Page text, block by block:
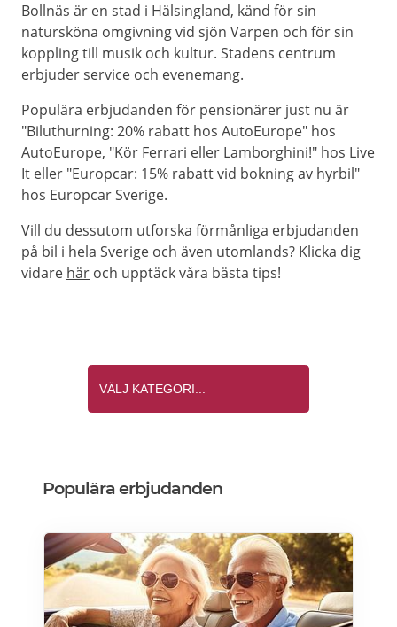
Bollnäs är en stad i Hälsingland, känd för sin
natursköna omgivning vid sjön Varpen och för sin
koppling till musik och kultur. Stadens centrum
erbjuder service och evenemang.
Populära erbjudanden för pensionärer just nu är
"Biluthurning: 20% rabatt hos AutoEurope" hos
AutoEurope, "Kör Ferrari eller Lamborghini!" hos Live
It eller "Europcar: 15% rabatt vid bokning av hyrbil"
hos Europcar Sverige.
Vill du dessutom utforska förmånliga erbjudanden
på bil i hela Sverige och även utomlands? Klicka dig
vidare här och upptäck våra bästa tips!
Populära erbjudanden